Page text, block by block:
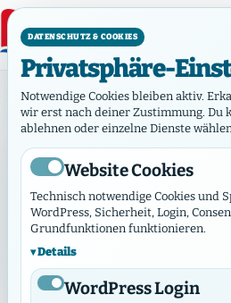
Startseite
Marktplatz
Kompakte Übersicht für
Wohnen und Mitfahrten aus
DATENSCHUTZ & COOKIES
Privatsphäre-
Notwendige Cookies bleiben aktiv.
wir erst nach deiner Zustimmung. Du
ablehnen oder einzelne Dienste
Website Cookies
Technisch notwendige Cookies und
WordPress, Sicherheit, Login,
Grundfunktionen funktionieren.
Details
WordPress Login